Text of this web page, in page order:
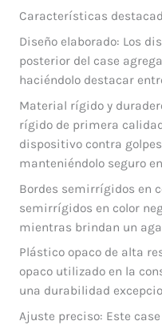
Características
Diseño elaborado: Los
posterior del case
haciéndolo destacar
Material rígido y
rígido de primera
dispositivo contra
manteniéndolo seguro
Bordes semirrígidos en
semirrígidos en color
mientras brindan un
Plástico opaco de alta
opaco utilizado en la
una durabilidad
Ajuste preciso: Este